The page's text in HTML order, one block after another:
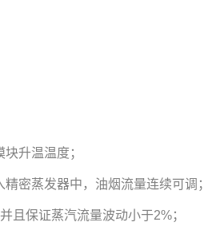
升温温度；
密蒸发器中，油烟流量连续可调；
且保证蒸汽流量波动小于2%；